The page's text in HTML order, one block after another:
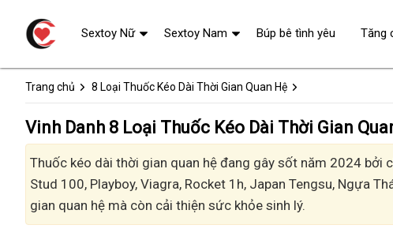
Trang chủ 8 Loại Thuốc Kéo Dài Thời Gian Quan Hệ
Vinh Danh 8 Loại Thuốc Kéo Dài Thời Gian
Thuốc kéo dài thời gian quan hệ đang gây sốt năm 2024 bởi
Stud 100, Playboy, Viagra, Rocket 1h, Japan Tengsu, Ngựa
gian quan hệ mà còn cải thiện sức khỏe sinh lý.
Sextoy Nữ Sextoy Nam Búp bê tình yêu Tăng